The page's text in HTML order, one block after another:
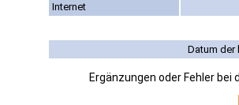
Internet
Datum der
Ergänzungen oder Fehler